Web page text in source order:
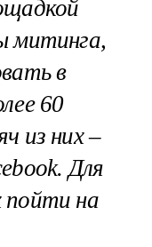
митинга,
в
60
из них –
Для
пойти на